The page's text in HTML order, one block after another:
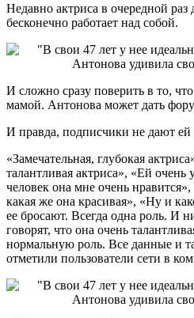
Недавно актриса в очередной раз
бесконечно работает над собой.
И сложно сразу поверить в то,
мамой. Антонова может дать
И правда, подписчики не дают ей
«Замечательная, глубокая
талантливая актриса», «Ей очень
человек она мне очень
какая же она красивая», «Ну и
ее бросают. Всегда одна роль. И
говорят, что она очень
нормальную роль. Все данные и
отметили пользователи сети в